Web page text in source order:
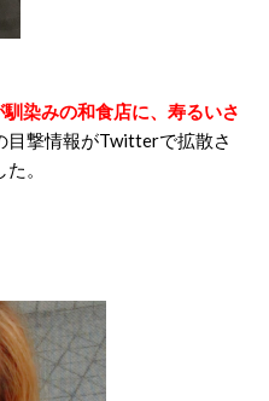
染みの和食店に、寿るいさ
目撃情報がTwitterで拡散さ
。